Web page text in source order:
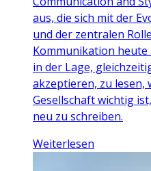
aus, die sich mit der
und der zentralen
Kommunikation heute
in der Lage,
akzeptieren, zu lesen,
Gesellschaft wichtig
neu zu schreiben.
Weiterlesen